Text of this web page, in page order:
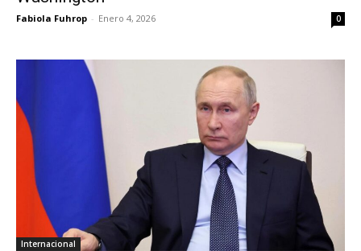
Fabiola Fuhrop - Enero 4, 2026 0
Internacional